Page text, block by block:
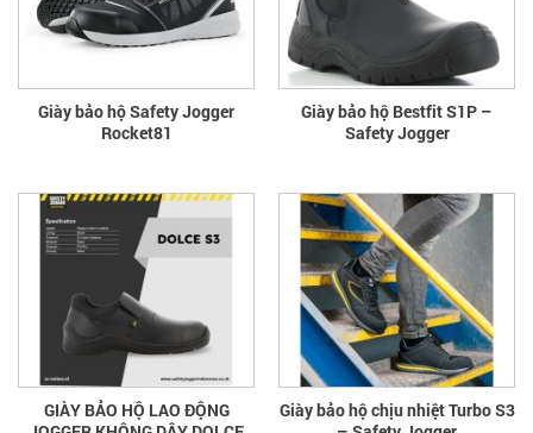
Giày bảo hộ Safety Jogger
Rocket81
Giày bảo hộ Bestfit S1P –
Safety Jogger
GIÀY BẢO HỘ LAO ĐỘNG
Giày bảo hộ chịu nhiệt Turbo S3